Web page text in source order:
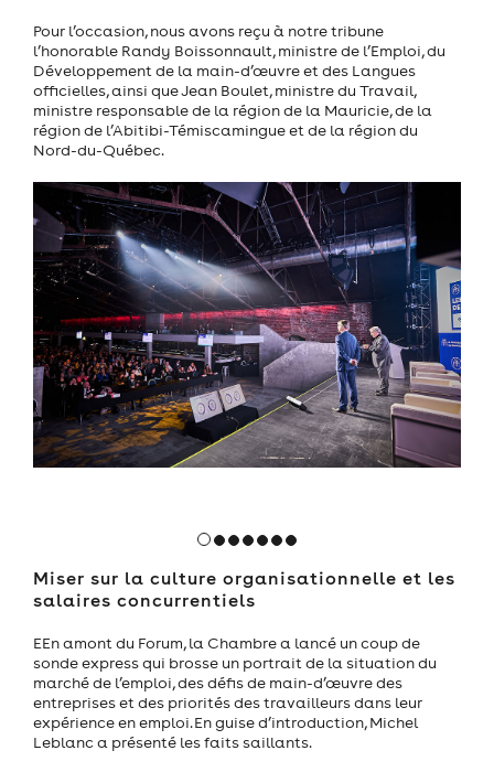
Pour l’occasion, nous avons reçu à notre tribune
l’honorable Randy Boissonnault, ministre de l’Emploi, du
Développement de la main-d’œuvre et des Langues
officielles, ainsi que Jean Boulet, ministre du Travail,
ministre responsable de la région de la Mauricie, de la
région de l’Abitibi-Témiscamingue et de la région du
Nord-du-Québec.
Miser sur la culture organisationnelle et les
salaires concurrentiels
EEn amont du Forum, la Chambre a lancé un coup de
sonde express qui brosse un portrait de la situation du
marché de l’emploi, des défis de main-d’œuvre des
entreprises et des priorités des travailleurs dans leur
expérience en emploi. En guise d’introduction, Michel
Leblanc a présenté les faits saillants.